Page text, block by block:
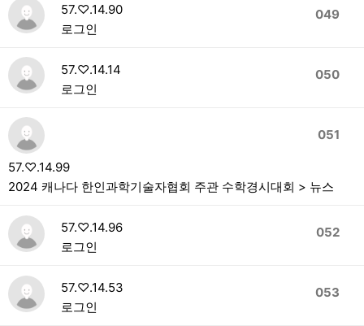
049
57.♡.14.90
로그인
050
57.♡.14.14
로그인
051
57.♡.14.99
2024 캐나다 한인과학기술자협회 주관 수학경시대회 > 뉴스
052
57.♡.14.96
로그인
053
57.♡.14.53
로그인